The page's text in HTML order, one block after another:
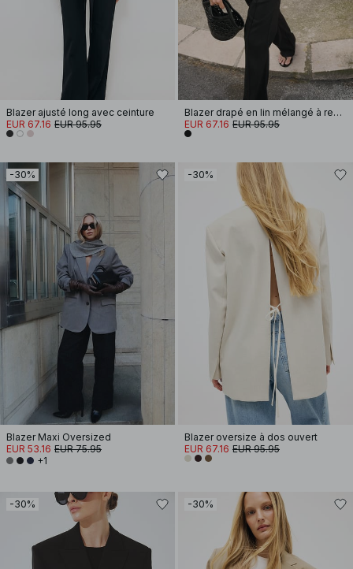
Blazer ajusté long avec ceinture
EUR 67.16 EUR 95.95
Blazer drapé en lin mélangé à revers
EUR 67.16 EUR 95.95
-30%
Blazer Maxi Oversized
EUR 53.16 EUR 75.95
+1
-30%
Blazer oversize à dos ouvert
EUR 67.16 EUR 95.95
-30% -30%